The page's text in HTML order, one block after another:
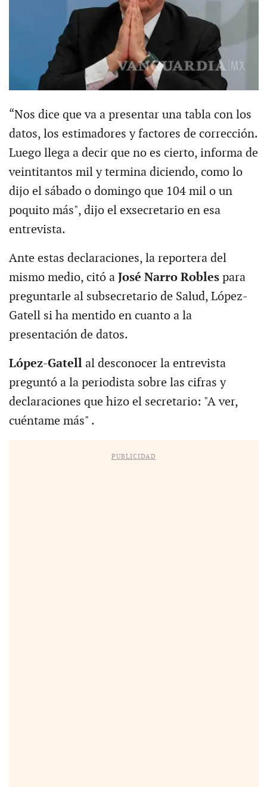
“Nos dice que va a presentar una tabla con los
datos, los estimadores y factores de corrección.
Luego llega a decir que no es cierto, informa de
veintitantos mil y termina diciendo, como lo
dijo el sábado o domingo que 104 mil o un
poquito más", dijo el exsecretario en esa
entrevista.
Ante estas declaraciones, la reportera del
mismo medio, citó a José Narro Roblespara
preguntarle al subsecretario de Salud, López-
Gatell si ha mentido en cuanto a la
presentación de datos.
López-Gatell al desconocer la entrevista
preguntó a la periodista sobre las cifras y
declaraciones que hizo el secretario: "A ver,
cuéntame más" .
PUBLICIDAD